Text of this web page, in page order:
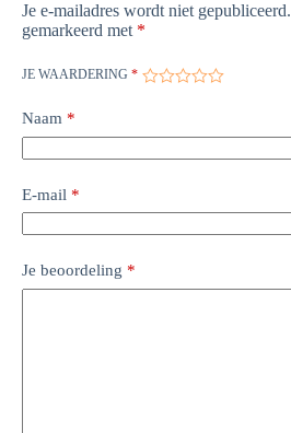
Je e-mailadres wordt niet gepubliceerd.
gemarkeerd met *
JE WAARDERING *
Naam *
E-mail *
Je beoordeling *